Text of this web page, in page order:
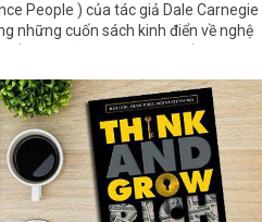
People ) của tác giả Dale Carnegie
những cuốn sách kinh điển về nghệ
mà còn mang đến những bài học
người đọc cải thiện bản thân và
trong cuộc sống. Dưới đây là những
bài học n�